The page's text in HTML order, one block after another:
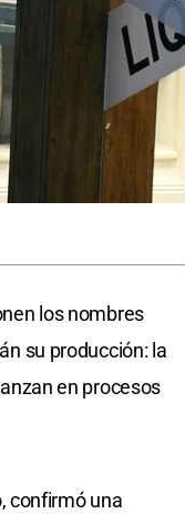
los nombres
su producción: la
en procesos
confirmó una